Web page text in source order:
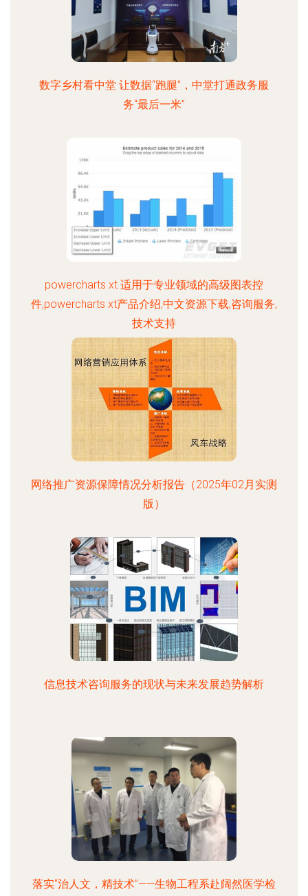
数字乡村看中堂 让数据“跑腿”，中堂打通政务服
务“最后一米”
powercharts xt 适用于专业领域的高级图表控
件,powercharts xt产品介绍,中文资源下载,咨询服务,
技术支持
网络推广资源保障情况分析报告（2025年02月实测
版）
信息技术咨询服务的现状与未来发展趋势解析
落实“治人文，精技术”——生物工程系赴阔然医学检